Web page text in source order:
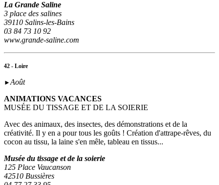
La Grande Saline
3 place des salines
39110 Salins-les-Bains
03 84 73 10 92
www.grande-saline.com
42 - Loire
►Août
ANIMATIONS VACANCES
MUSÉE DU TISSAGE ET DE LA SOIERIE
Avec des animaux, des insectes, des démonstrations et de la
créativité. Il y en a pour tous les goûts ! Création d'attrape-rêves, du
cocon au tissu, la laine s'en mêle, tableau en tissus...
Musée du tissage et de la soierie
125 Place Vaucanson
42510 Bussières